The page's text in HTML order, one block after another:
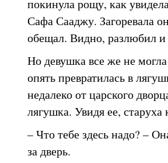
покинула рощу, как
Сафа Сааджу. Загоревала
обещал. Видно, разлюбил и
Но девушка все же не
опять превратилась в
недалеко от царского
лягушка. Увидя ее, старуха
– Что тебе здесь надо? –
за дверь.